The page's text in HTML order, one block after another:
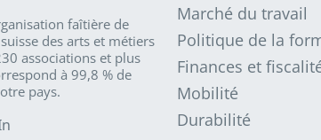
faîtière de
des arts et métiers
associations et plus
à 99,8 % de
pays.
Marché du travail
Politique de la
Finances et
Mobilité
Durabilité